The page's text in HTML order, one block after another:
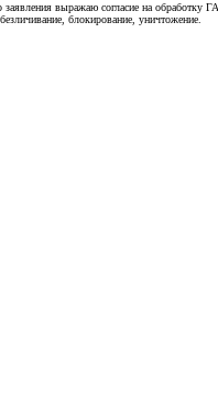
заявления выражаю согласие на
блокирование, уничтожение.